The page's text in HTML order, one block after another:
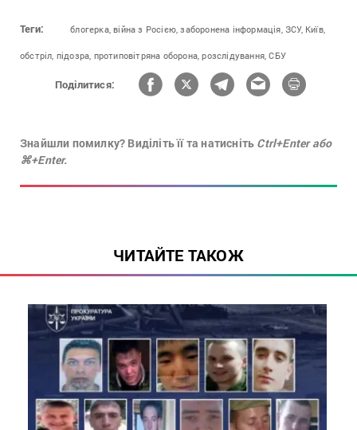
Теги: блогерка, війна з Росією, заборонена інформація, ЗСУ, Київ,
обстріл, підозра, протиповітряна оборона, розслідування, СБУ
Поділитися:
Знайшли помилку? Виділіть її та натисніть Ctrl+Enter або
⌘+Enter.
ЧИТАЙТЕ ТАКОЖ